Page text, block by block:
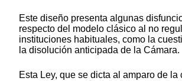
Este diseño presenta algunas
respecto del modelo clásico al no
instituciones habituales, como la
la disolución anticipada de la Cámara.
Esta Ley, que se dicta al amparo de la